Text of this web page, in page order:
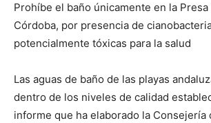
Prohíbe el baño únicamente en la Presa
Córdoba, por presencia de
potencialmente tóxicas para la salud
Las aguas de baño de las playas
dentro de los niveles de calidad
informe que ha elaborado la Consejería